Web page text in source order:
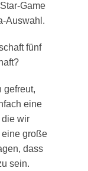
Game
Auswahl.
fünf
gefreut,
eine
die wir
eine große
dass
sein.